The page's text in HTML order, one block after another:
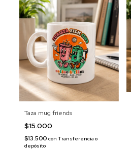
Taza mug friends
$15.000
$13.500 con Transferencia o
depósito